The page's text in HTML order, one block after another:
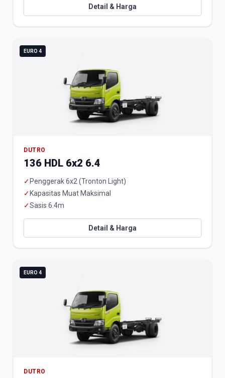
Detail & Harga
EURO 4
DUTRO
136 HDL 6x2 6.4
✓ Penggerak 6x2 (Tronton Light)
✓ Kapasitas Muat Maksimal
✓Sasis 6.4m
Detail & Harga
EURO 4
DUTRO